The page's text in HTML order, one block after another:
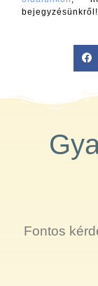
bejegyzésünkről!
Fontos